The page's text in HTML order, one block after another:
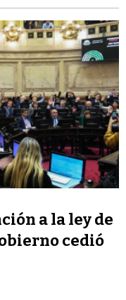
a la ley de
cedió